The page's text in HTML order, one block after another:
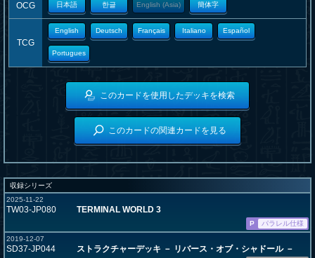
OCG 日本語 한글 English (Asia) 簡体字
TCG
English Deutsch Français Italiano Español
Portugues
このカードを使用したデッキを検索
このカードの関連カードを見る
収録シリーズ
2025-11-22
TW03-JP080 TERMINAL WORLD 3
P
パラレル仕様
2019-12-07
SD37-JP044 ストラクチャーデッキ － リバース・オブ・シャドール －